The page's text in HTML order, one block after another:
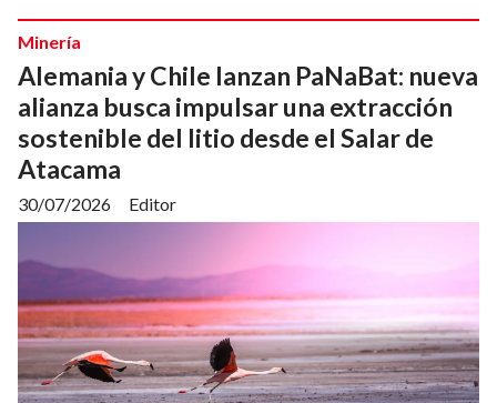
Alemania y Chile lanzan PaNaBat: nueva
alianza busca impulsar una extracción
sostenible del litio desde el Salar de
Atacama
Editor
Minería
30/07/2026